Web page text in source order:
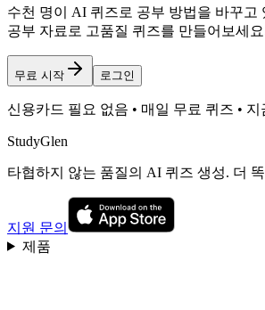
수천 명이 AI 퀴즈로 공부 방법을 바꾸고
공부 자료로 고품질 퀴즈를 만들어보세
무료 시작 로그인
신용카드 필요 없음 • 매일 무료 퀴즈 •
StudyGlen
타협하지 않는 품질의 AI 퀴즈 생성. 더
지원 문의
제품